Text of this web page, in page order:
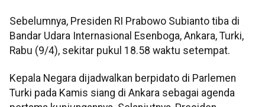
Sebelumnya, Presiden RI Prabowo Subianto tiba di
Bandar Udara Internasional Esenboga, Ankara, Turki,
Rabu (9/4), sekitar pukul 18.58 waktu setempat.
Kepala Negara dijadwalkan berpidato di Parlemen
Turki pada Kamis siang di Ankara sebagai agenda